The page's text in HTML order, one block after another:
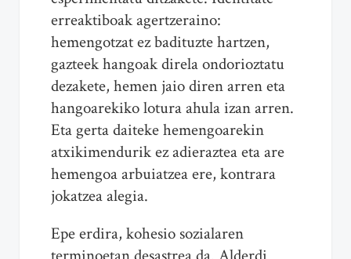
erreaktiboak agertzeraino:
hemengotzat ez badituzte hartzen,
gazteek hangoak direla ondorioztatu
dezakete, hemen jaio diren arren eta
hangoarekiko lotura ahula izan arren.
Eta gerta daiteke hemengoarekin
atxikimendurik ez adieraztea eta are
hemengoa arbuiatzea ere, kontrara
jokatzea alegia.
Epe erdira, kohesio sozialaren